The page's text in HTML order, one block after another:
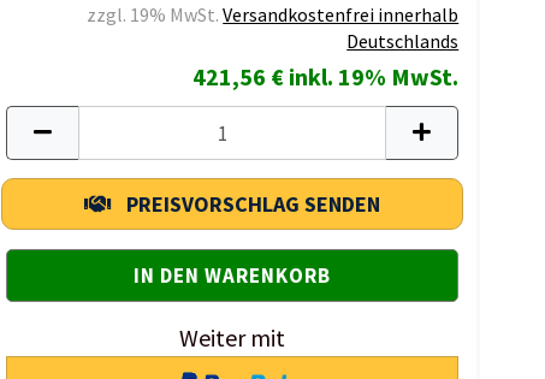
zzgl. 19% MwSt.Versandkostenfrei innerhalb
Deutschlands
421,56 € inkl. 19% MwSt.
PREISVORSCHLAG SENDEN
Weiter mit